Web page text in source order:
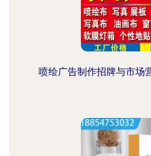
喷绘广告制作招牌与市场